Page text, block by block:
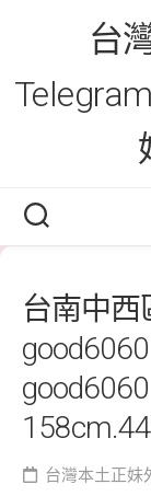
台
台南中西
good6060
good6060
台灣本土正妹